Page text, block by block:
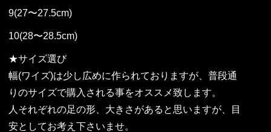
9(27〜27.5cm)
10(28〜28.5cm)
★サイズ選び
幅(ワイズ)は少し広めに作られておりますが、普段通
りのサイズで購入される事をオススメ致します。
人それぞれの足の形、大きさがあると思いますが、目
安としてお考え下さいませ。